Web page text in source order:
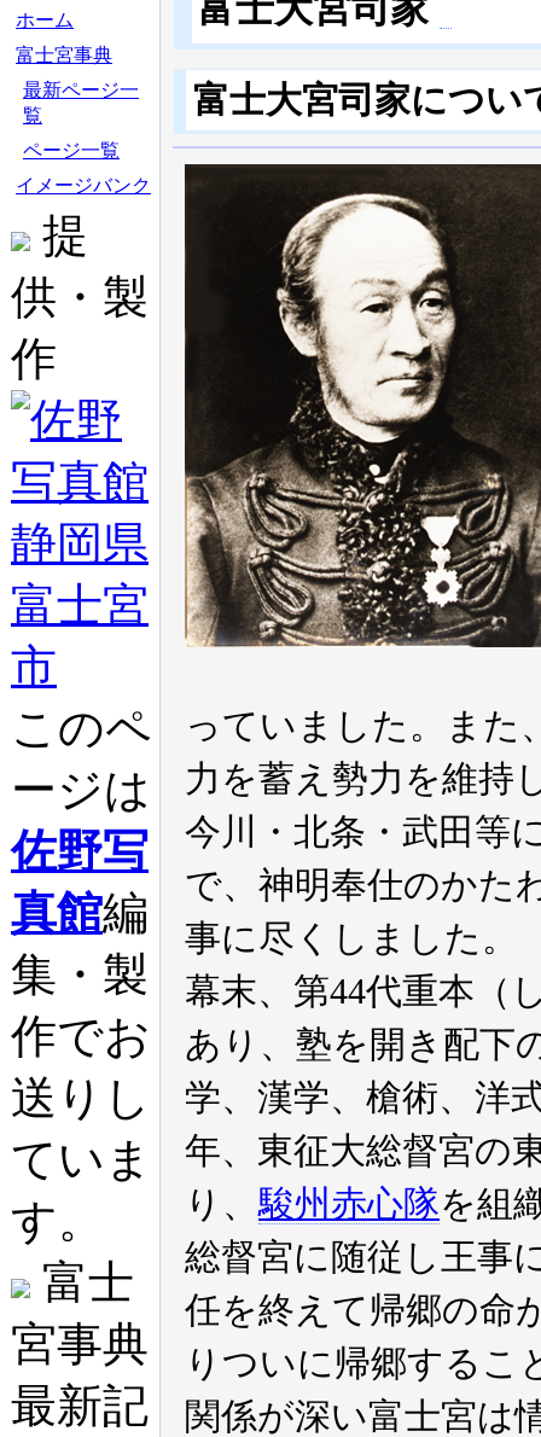
ホーム
富士宮事典
最新ページ一
覧
ページ一覧
イメージバンク
提
供・製
作
このペ
ージは
佐野写
真館編
集・製
作でお
送りし
ていま
す。
富士
宮事典
最新記
富士大宮司家
富士大宮司家につい
っていました。また
力を蓄え勢力を維持
今川・北条・武田等
で、神明奉仕のかた
事に尽くしました。
幕末、第44代重本（
あり、塾を開き配下
学、漢学、槍術、洋
年、東征大総督宮の
り、駿州赤心隊を組
総督宮に随従し王事
任を終えて帰郷の命
りついに帰郷するこ
関係が深い富士宮は